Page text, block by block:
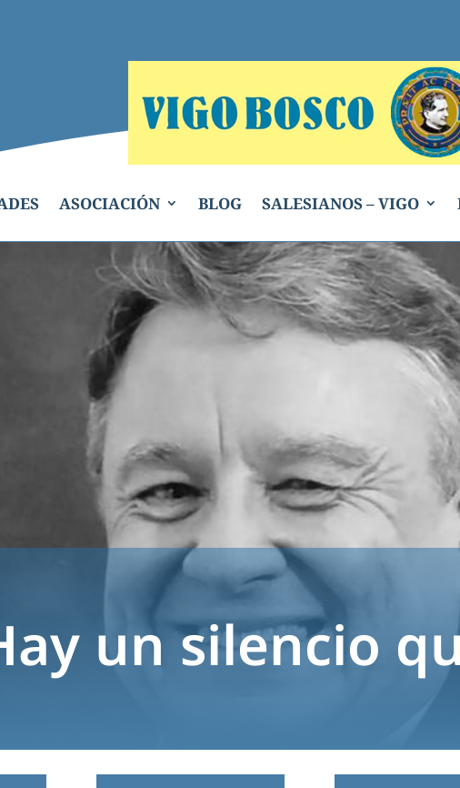
ASOCIACIÓN BLOG SALESIANOS – VIGO
un silencio